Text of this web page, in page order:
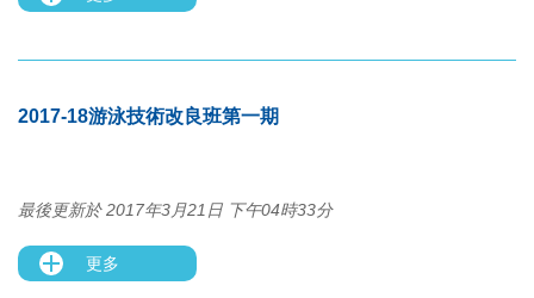
2017-18游泳技術改良班第一期
最後更新於 2017年3月21日 下午04時33分
更多